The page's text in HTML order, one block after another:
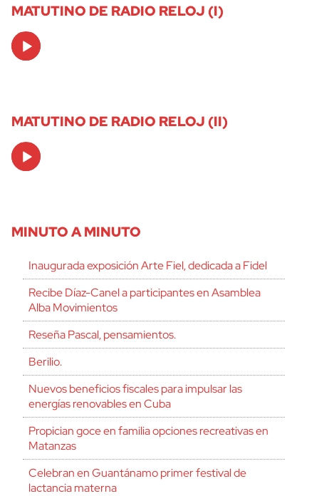
MATUTINO DE RADIO RELOJ (I)
Audio
Player
MATUTINO DE RADIO RELOJ (II)
Audio
Player
MINUTO A MINUTO
Inaugurada exposición Arte Fiel, dedicada a Fidel
Recibe Díaz-Canel a participantes en Asamblea
Alba Movimientos
Reseña Pascal, pensamientos.
Berilio.
Nuevos beneficios fiscales para impulsar las
energías renovables en Cuba
Propician goce en familia opciones recreativas en
Matanzas
Celebran en Guantánamo primer festival de
lactancia materna